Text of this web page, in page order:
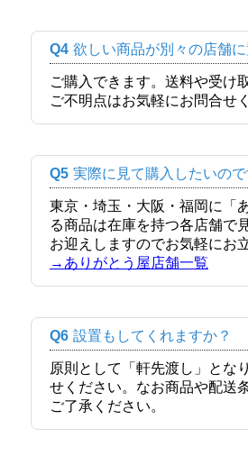
Q4 欲しい商品が別々の店舗
ご購入できます。送料や受け
ご不明点はお気軽にお問合せ
Q5 実際に見て購入したいので
東京・埼玉・大阪・福岡に「
る商品は在庫を持つ各店舗で
お迎えしますのでお気軽にお
→ありがとう屋店舗一覧
Q6 設置もしてくれますか？
原則として「軒先渡し」とな
せください。なお商品や配送
ご了承ください。